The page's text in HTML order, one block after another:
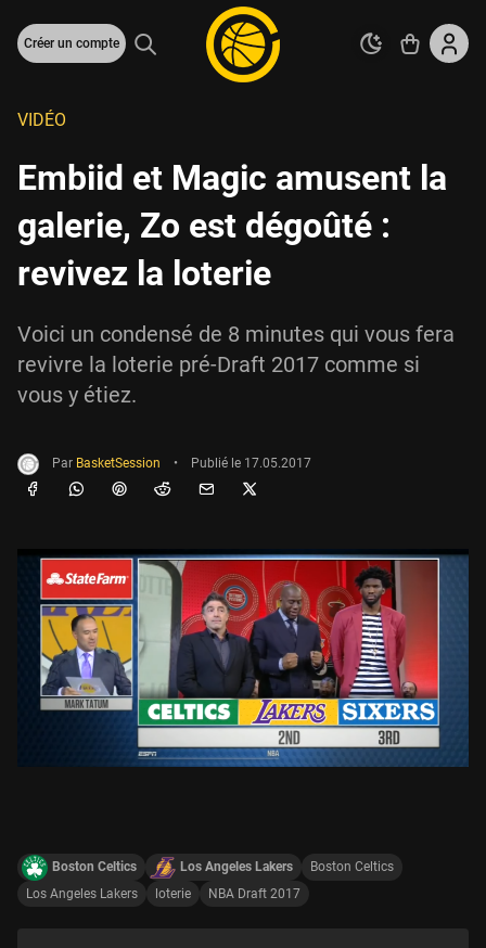
Créer un compte
VIDÉO
Embiid et Magic amusent la
galerie, Zo est dégoûté :
revivez la loterie
Voici un condensé de 8 minutes qui vous fera
revivre la loterie pré-Draft 2017 comme si
vous y étiez.
Par BasketSession • Publié le 17.05.2017
Boston Celtics Los Angeles Lakers
Boston Celtics
Los Angeles Lakers
loterie NBA Draft 2017